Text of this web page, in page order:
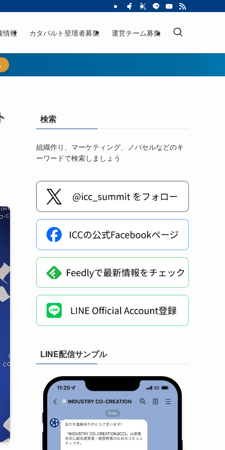
情報 カタパルト登壇者募集 運営チーム募集
検索
組織作り、マーケティング、ノバセルなどのキ
ーワードで検索しましょう
LINE配信サンプル